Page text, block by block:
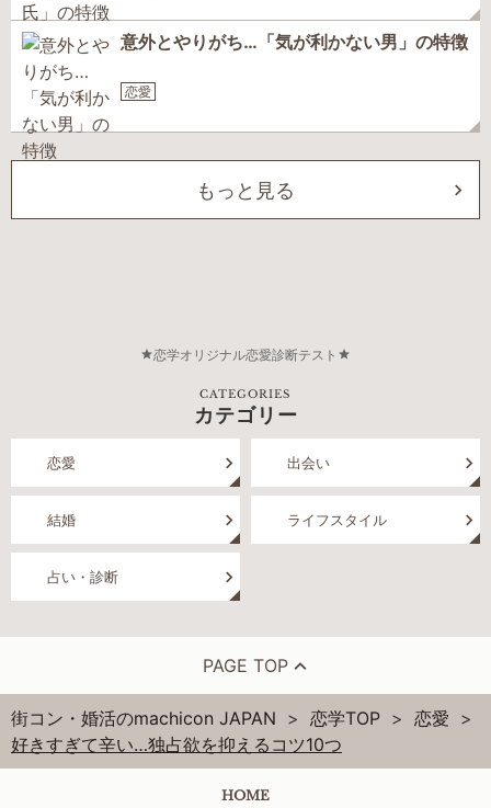
意外とやりがち…「気が利かない男」の特徴
恋愛
もっと見る
恋学オリジナル恋愛診断テスト
CATEGORIES
カテゴリー
恋愛 出会い
結婚 ライフスタイル
占い・診断
PAGE TOP
街コン・婚活のmachicon JAPAN 恋学TOP
恋愛
好きすぎて辛い…独占欲を抑えるコツ10つ
HOME